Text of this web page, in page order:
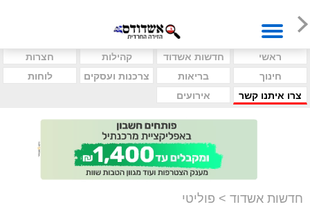
ראשי חדשות אשדוד קהילות
חצרות
חינוך
בריאות צרכנות ועסקים
לוחות
צרו איתנו קשר
אירועים
חדשות אשדוד > פוליטי